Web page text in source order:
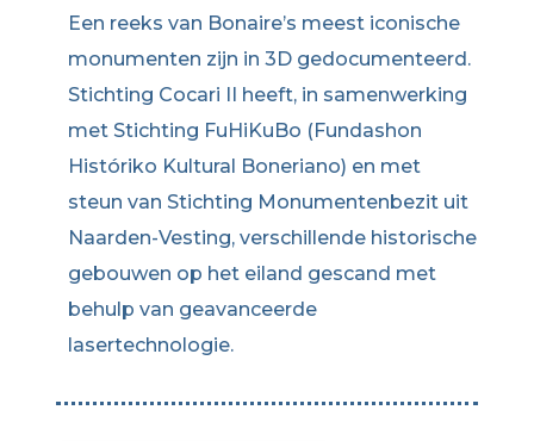
Een reeks van Bonaire’s meest iconische
monumenten zijn in 3D gedocumenteerd.
Stichting Cocari II heeft, in samenwerking
met Stichting FuHiKuBo (Fundashon
Históriko Kultural Boneriano) en met
steun van Stichting Monumentenbezit uit
Naarden-Vesting, verschillende historische
gebouwen op het eiland gescand met
behulp van geavanceerde
lasertechnologie.